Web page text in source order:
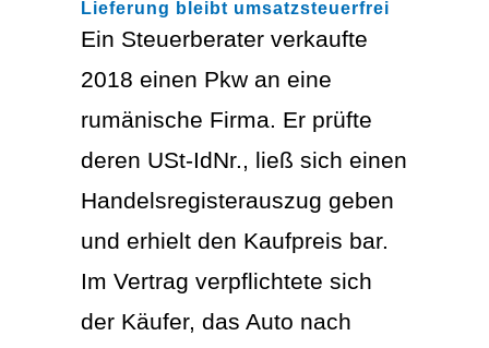
Lieferung bleibt umsatzsteuerfrei
Ein Steuerberater verkaufte
2018 einen Pkw an eine
rumänische Firma. Er prüfte
deren USt-IdNr., ließ sich einen
Handelsregisterauszug geben
und erhielt den Kaufpreis bar.
Im Vertrag verpflichtete sich
der Käufer, das Auto nach